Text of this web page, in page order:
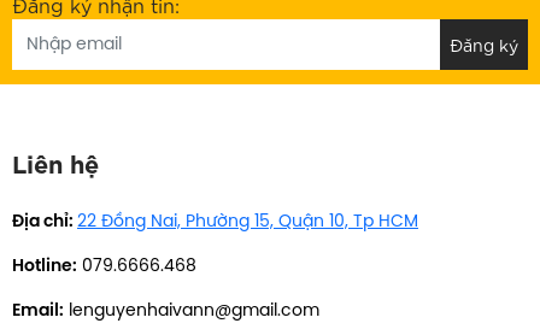
Liên hệ
Địa chỉ: 22 Đồng Nai, Phường 15, Quận 10, Tp HCM
Hotline: 079.6666.468
Email: lenguyenhaivann@gmail.com